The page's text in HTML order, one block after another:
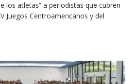
los atletas” a periodistas que cubren
Juegos Centroamericanos y del